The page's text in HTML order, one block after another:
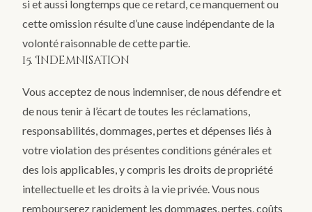
si et aussi longtemps que ce retard, ce manquement ou
cette omission résulte d’une cause indépendante de la
volonté raisonnable de cette partie.
15. Indemnisation
Vous acceptez de nous indemniser, de nous défendre et
de nous tenir à l’écart de toutes les réclamations,
responsabilités, dommages, pertes et dépenses liés à
votre violation des présentes conditions générales et
des lois applicables, y compris les droits de propriété
intellectuelle et les droits à la vie privée. Vous nous
rembourserez rapidement les dommages, pertes, coûts